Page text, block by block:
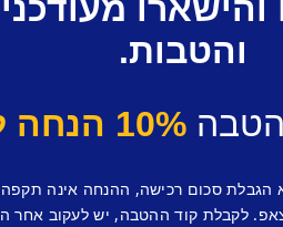
והישארו
והטבות.
10% הנחה לרכישה ראשונה.
הגבלת סכום רכישה, ההנחה אינה
לקבלת קוד ההטבה, יש לעקוב אחר